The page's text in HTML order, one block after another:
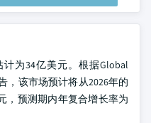
为34亿美元。根据Global
，该市场预计将从2026年的
，预测期内年复合增长率为